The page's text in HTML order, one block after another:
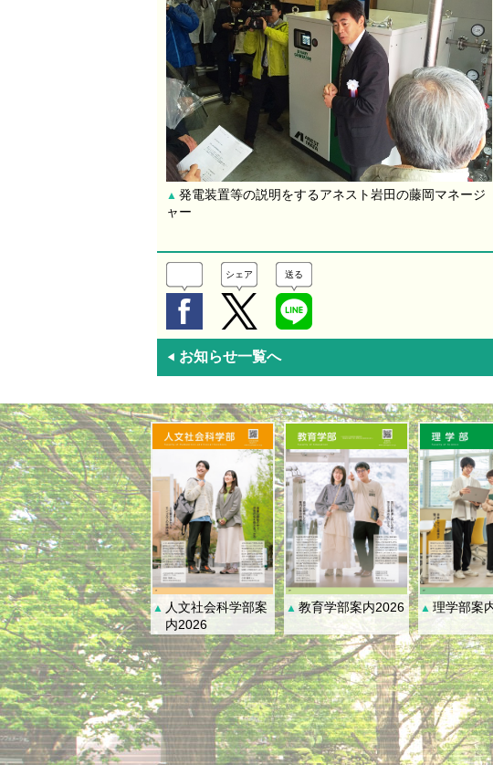
▲ 発電装置等の説明をするアネスト岩田の藤岡マネージ
ャー
シェア 送る
◀ お知らせ一覧へ
▲ 人文社会科学部案
内2026
▲ 教育学部案内2026 ▲ 理学部案